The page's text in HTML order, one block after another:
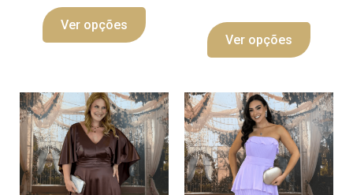
Ver opções
Ver opções